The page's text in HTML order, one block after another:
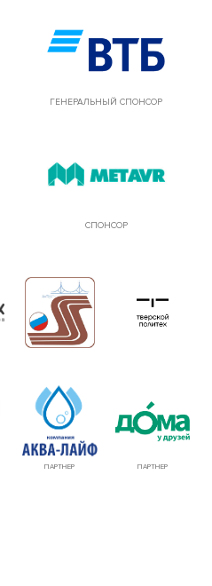
ГЕНЕРАЛЬНЫЙ СПОНСОР
СПОНСОР
ПАРТНЕР ПАРТНЕР